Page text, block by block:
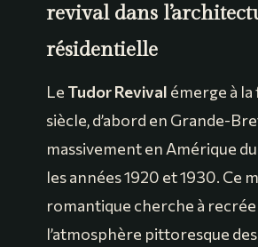
revival dans
résidentielle
Le Tudor Revival émerge à la
siècle, d’abord en Grande-
massivement en Amérique
les années 1920 et 1930. Ce
romantique cherche à
l’atmosphère pittoresque